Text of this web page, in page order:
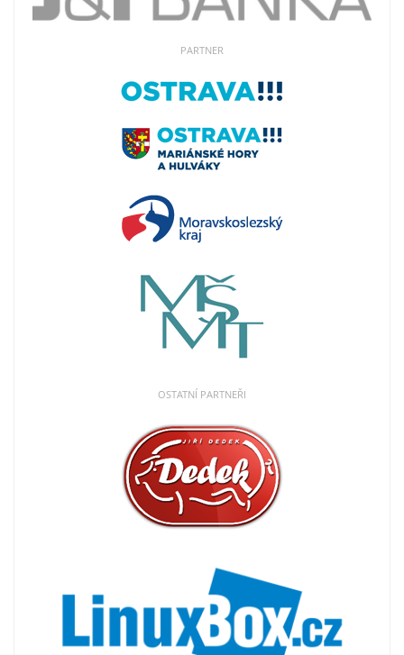
PARTNER
OSTATNÍ PARTNEŘI